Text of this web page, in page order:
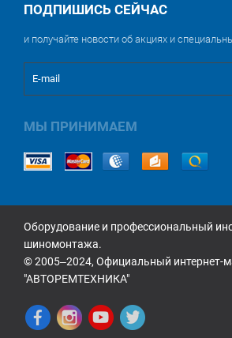
ПОДПИШИСЬ СЕЙЧАС
и получайте новости об акциях и
МЫ ПРИНИМАЕМ
Оборудование и профессиональный
шиномонтажа.
© 2005‒2024, Официальный интернет-
"АВТОРЕМТЕХНИКА"